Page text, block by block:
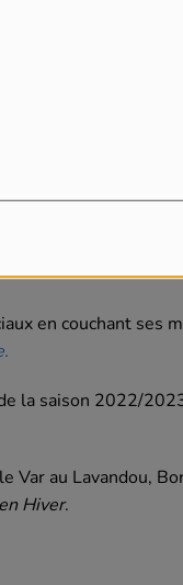
en couchant ses
la saison 2022/
Var au Lavandou,
Hiver.